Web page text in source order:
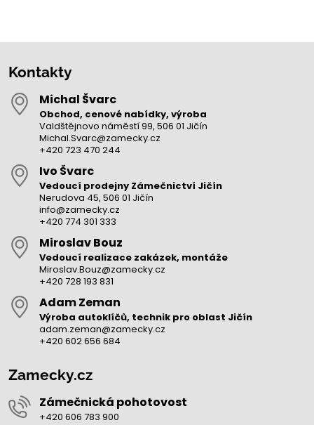
Kontakty
Michal Švarc
Obchod, cenové nabídky, výroba
Valdštějnovo náměstí 99, 506 01 Jičín
Michal.Svarc@zamecky.cz
+420 723 470 244
Ivo Švarc
Vedoucí prodejny Zámečnictví Jičín
Nerudova 45, 506 01 Jičín
info@zamecky.cz
+420 774 301 333
Miroslav Bouz
Vedoucí realizace zakázek, montáže
Miroslav.Bouz@zamecky.cz
+420 728 193 831
Adam Zeman
Výroba autoklíčů, technik pro oblast Jičín
adam.zeman@zamecky.cz
+420 602 656 684
Zamecky.cz
Zámečnická pohotovost
+420 606 783 900